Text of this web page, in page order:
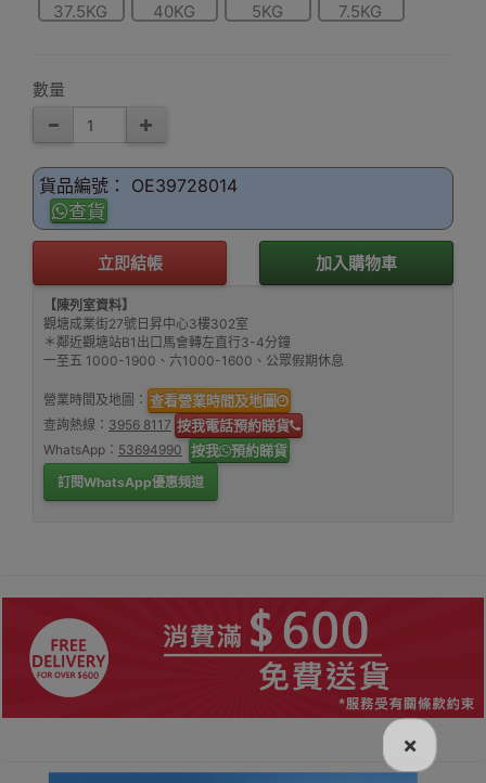
37.5KG 40KG 5KG 7.5KG
數量
貨品編號： OE39728014
查貨
立即結帳 加入購物車
【陳列室資料】
觀塘成業街27號日昇中心3樓302室
＊鄰近觀塘站B1出口馬會轉左直行3-4分鐘
一至五 1000-1900、六1000-1600、公眾假期休息
營業時間及地圖： 查看營業時間及地圖
查詢熱線： 3956 8117 按我電話預約睇貨
WhatsApp： 53694990 按我 預約睇貨
訂閱WhatsApp優惠頻道
×